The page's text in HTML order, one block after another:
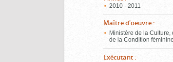
2010 - 2011
Maître d'oeuvre :
Ministère de la
de la Condition
Exécutant :